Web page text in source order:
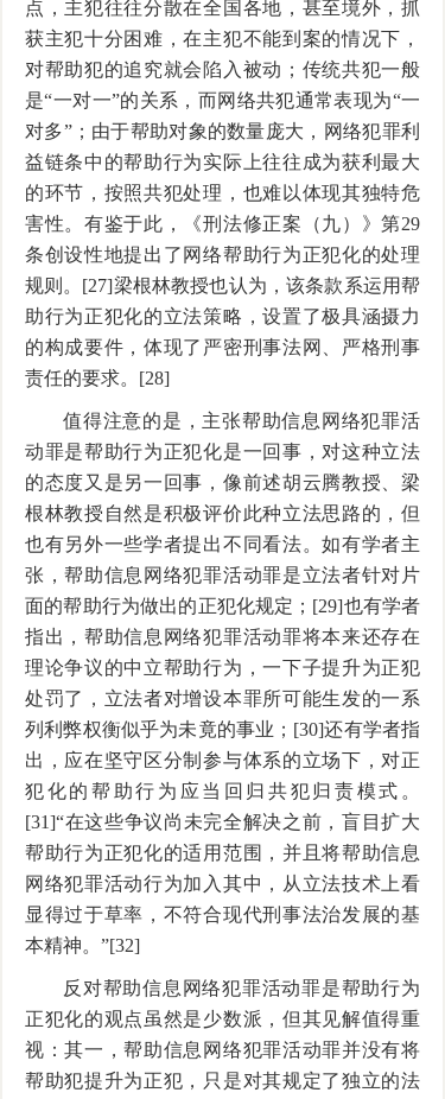
点，主犯往往分散在全国各地，甚至境外，抓
获主犯十分困难，在主犯不能到案的情况下，
对帮助犯的追究就会陷入被动；传统共犯一般
是“一对一”的关系，而网络共犯通常表现为“一
对多”；由于帮助对象的数量庞大，网络犯罪利
益链条中的帮助行为实际上往往成为获利最大
的环节，按照共犯处理，也难以体现其独特危
害性。有鉴于此，《刑法修正案（九）》第29
条创设性地提出了网络帮助行为正犯化的处理
规则。[27]梁根林教授也认为，该条款系运用帮
助行为正犯化的立法策略，设置了极具涵摄力
的构成要件，体现了严密刑事法网、严格刑事
责任的要求。[28]
值得注意的是，主张帮助信息网络犯罪活
动罪是帮助行为正犯化是一回事，对这种立法
的态度又是另一回事，像前述胡云腾教授、梁
根林教授自然是积极评价此种立法思路的，但
也有另外一些学者提出不同看法。如有学者主
张，帮助信息网络犯罪活动罪是立法者针对片
面的帮助行为做出的正犯化规定；[29]也有学者
指出，帮助信息网络犯罪活动罪将本来还存在
理论争议的中立帮助行为，一下子提升为正犯
处罚了，立法者对增设本罪所可能生发的一系
列利弊权衡似乎为未竟的事业；[30]还有学者指
出，应在坚守区分制参与体系的立场下，对正
犯化的帮助行为应当回归共犯归责模式。
[31]“在这些争议尚未完全解决之前，盲目扩大
帮助行为正犯化的适用范围，并且将帮助信息
网络犯罪活动行为加入其中，从立法技术上看
显得过于草率，不符合现代刑事法治发展的基
本精神。”[32]
反对帮助信息网络犯罪活动罪是帮助行为
正犯化的观点虽然是少数派，但其见解值得重
视：其一，帮助信息网络犯罪活动罪并没有将
帮助犯提升为正犯，只是对其规定了独立的法